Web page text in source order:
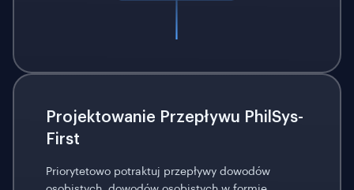
Projektowanie Przepływu PhilSys-
First
Priorytetowo potraktuj przepływy dowodów